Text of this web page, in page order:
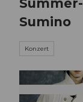
Sumino
Konzert